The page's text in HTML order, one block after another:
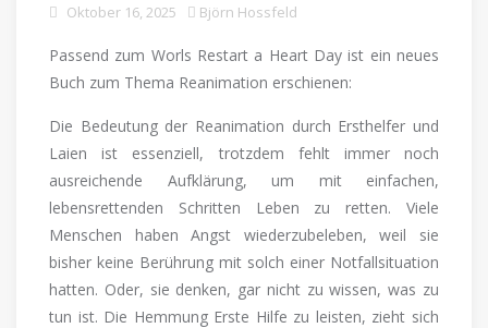
Oktober 16, 2025 Björn Hossfeld
Passend zum Worls Restart a Heart Day ist ein neues
Buch zum Thema Reanimation erschienen:
Die Bedeutung der Reanimation durch Ersthelfer und
Laien ist essenziell, trotzdem fehlt immer noch
ausreichende Aufklärung, um mit einfachen,
lebensrettenden Schritten Leben zu retten. Viele
Menschen haben Angst wiederzubeleben, weil sie
bisher keine Berührung mit solch einer Notfallsituation
hatten. Oder, sie denken, gar nicht zu wissen, was zu
tun ist. Die Hemmung Erste Hilfe zu leisten, zieht sich